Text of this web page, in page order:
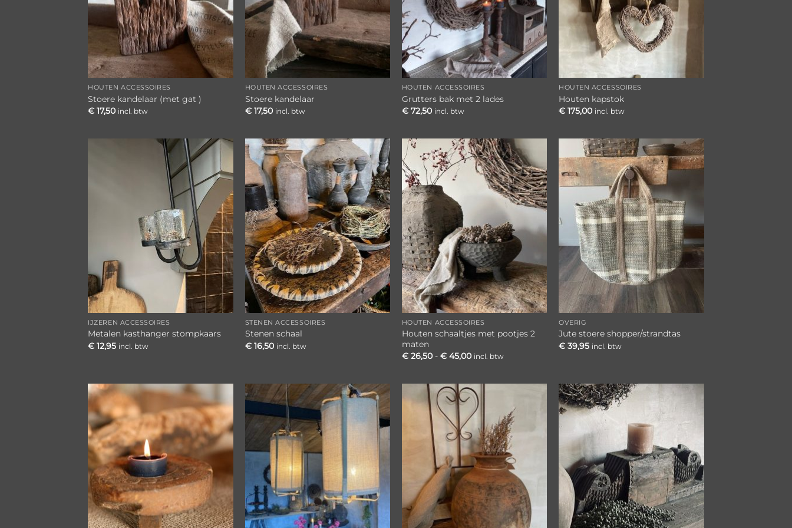
HOUTEN ACCESSOIRES
Stoere kandelaar (met gat )
€ 17,50 incl. btw
HOUTEN ACCESSOIRES
Stoere kandelaar
€17,50 incl. btw
HOUTEN ACCESSOIRES
Grutters bak met 2 lades
€72,50 incl. btw
HOUTEN ACCESSOIRES
Houten kapstok
€ 175,00 incl. btw
Toevoegen
aan
verlanglijst
IJZEREN ACCESSOIRES
Metalen kasthanger stompkaars
€ 12,95 incl. btw
Toevoegen
aan
verlanglijst
STENEN ACCESSOIRES
Stenen schaal
€16,50 incl. btw
Toevoegen
aan
verlanglijst
HOUTEN ACCESSOIRES
Houten schaaltjes met pootjes 2
maten
€26,50 - €45,00Prijsklasse:
incl. btw
Toevoegen
verlanglijst
OVERIG
Jute stoere shopper/strandtas
€ 39,95 incl. btw
Toevoegen
aan
verlanglijst
Toevoegen
aan
Toevoegen
aan
verlanglijst
Toevoegen
aan